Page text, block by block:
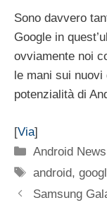
Sono davvero
Google in
ovviamente noi
le mani sui
potenzialità di
[Via]
Categorie
Android News
Tag
android,
Samsung